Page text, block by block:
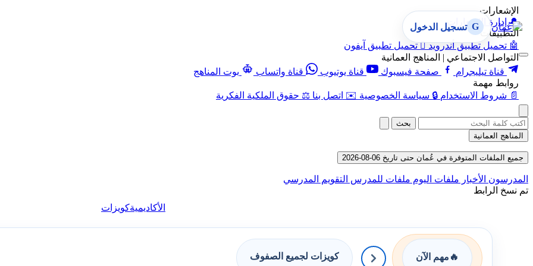
الإشعارات
🔔 إدارة الإشعارات
التطبيقات
🤖 تحميل تطبيق أندرويد  تحميل تطبيق آيفون
التواصل الاجتماعي | المناهج العمانية
قناة تيليجرام
صفحة فيسبوك قناة يوتيوب قناة واتساب
بوت المناهج
روابط مهمة
📄 شروط الاستخدام 🔒 سياسة الخصوصية ✉️ اتصل بنا ⚖️ حقوق الملكية الفكرية
G تسجيل الدخول
بحث
المناهج العمانية
جميع الملفات المتوفرة في عُمان حتى تاريخ 06-08-2026
المدرسون الأخبار ملفات اليوم ملفات للمدرس التقويم المدرسي
تم نسخ الرابط
الأكاديميةكويزات
🔥 مهم الآن كويزات لجميع الصفوف